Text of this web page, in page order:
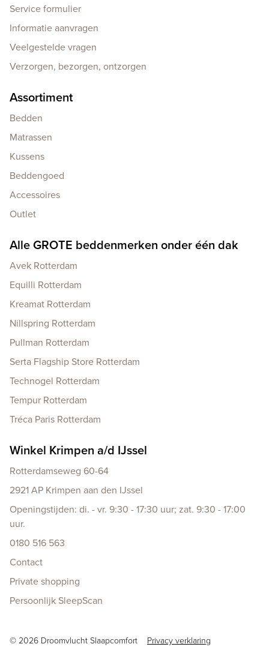
Service formulier
Informatie aanvragen
Veelgestelde vragen
Verzorgen, bezorgen, ontzorgen
Assortiment
Bedden
Matrassen
Kussens
Beddengoed
Accessoires
Outlet
Alle GROTE beddenmerken onder één dak
Avek Rotterdam
Equilli Rotterdam
Kreamat Rotterdam
Nillspring Rotterdam
Pullman Rotterdam
Serta Flagship Store Rotterdam
Technogel Rotterdam
Tempur Rotterdam
Tréca Paris Rotterdam
Winkel Krimpen a/d IJssel
Rotterdamseweg 60-64
2921 AP Krimpen aan den IJssel
Openingstijden: di. - vr. 9:30 - 17:30 uur; zat. 9:30 - 17:00
uur.
0180 516 563
Contact
Private shopping
Persoonlijk SleepScan
Copyright navigation
© 2026 Droomvlucht Slaapcomfort
Privacy verklaring